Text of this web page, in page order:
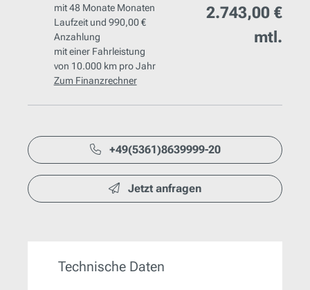
mit48 MonateMonaten
Laufzeit und 990,00 €
Anzahlung
mit einer Fahrleistung
von 10.000 km pro Jahr
Zum Finanzrechner
2.743,00 €
mtl.
+49(5361)8639999-20
Jetzt anfragen
Technische Daten